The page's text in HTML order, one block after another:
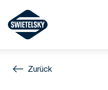
Zurück